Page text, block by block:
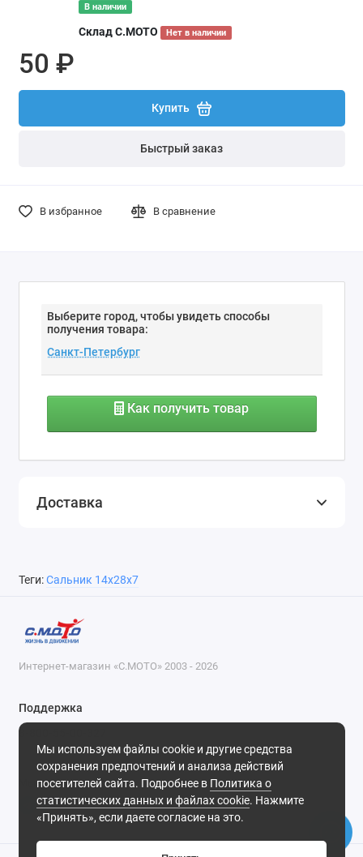
В наличии
Склад С.МОТО Нет в наличии
50 ₽
Купить
Быстрый заказ
В избранное В сравнение
Выберите город, чтобы увидеть способы
получения товара:
Как получить товар
Доставка
Теги:Сальник 14х28х7
Мы используем файлы cookie и другие средства
сохранения предпочтений и анализа действий
посетителей сайта. Подробнее в Политика о
статистических данных и файлах cookie. Нажмите
«Принять», если даете согласие на это.
Интернет-магазин «С.МОТО» 2003 - 2026
Поддержка
8-800-55-00-327
Будни, с 09-30 до 18-30
Мы в сети